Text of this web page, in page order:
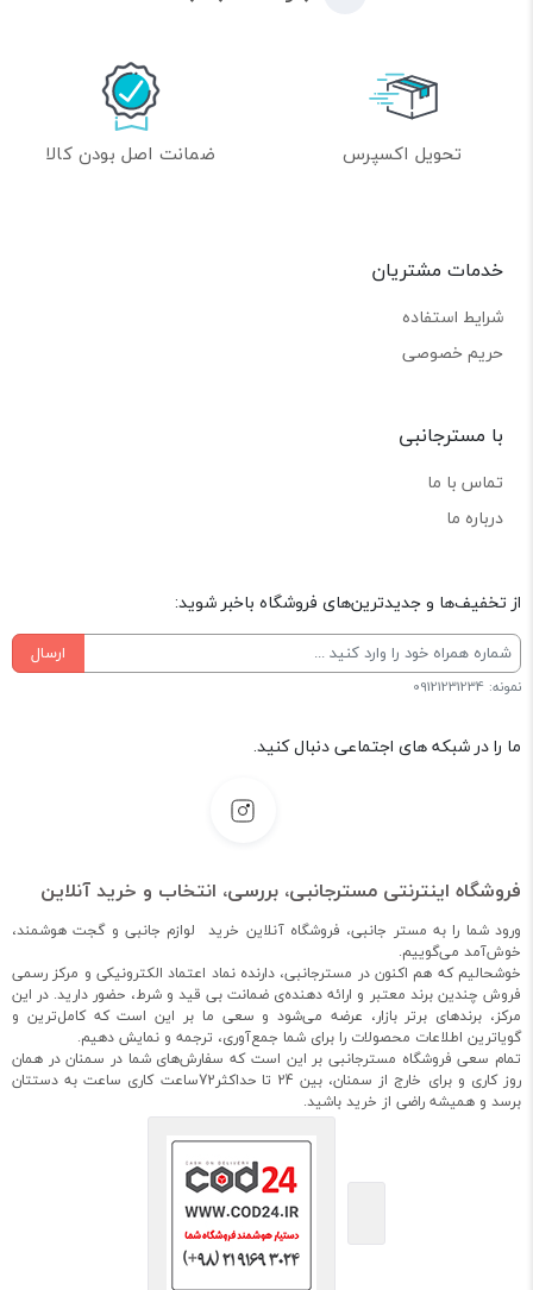
تحویل اکسپرس ضمانت اصل بودن کالا
خدمات مشتریان
شرایط استفاده
حریم خصوصی
با مسترجانبی
تماس با ما
درباره ما
از تخفیف‌ها و جدیدترین‌های فروشگاه باخبر شوید:
ارسال
نمونه: 09121231234
ما را در شبکه های اجتماعی دنبال کنید.
فروشگاه اینترنتی مسترجانبی، بررسی، انتخاب و خرید آنلاین
ورود شما را به مستر جانبی، فروشگاه آنلاین خرید لوازم جانبی و گجت هوشمند،
خوش‌آمد می‌گوییم.
خوشحالیم که هم اکنون در مسترجانبی، دارنده نماد اعتماد الکترونیکی و مرکز رسمی
فروش چندین برند معتبر و ارائه دهنده‌ی ضمانت بی قید و شرط، حضور دارید. در این
مرکز، برندهای برتر بازار، عرضه می‌شود و سعی ما بر این است که کامل‌ترین و
گویاترین اطلاعات محصولات را برای شما جمع‌آوری، ترجمه و نمایش دهیم.
تمام سعی فروشگاه مسترجانبی بر این است که سفارش‌های شما در سمنان در همان
روز کاری و برای خارج از سمنان، بین 24 تا حداکثر72ساعت کاری ساعت به دستتان
برسد و همیشه راضی از خرید باشید.